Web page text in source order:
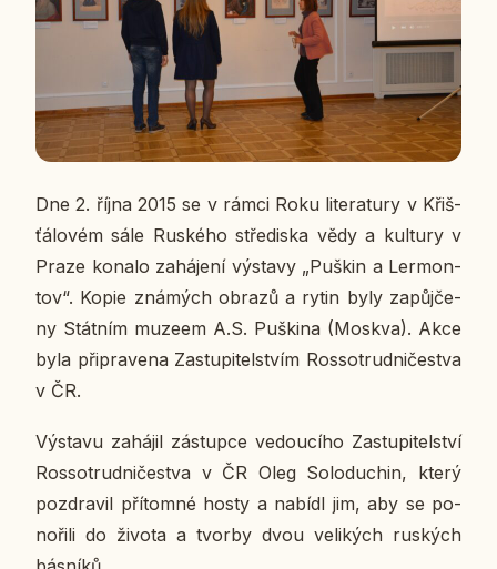
Dne 2. října 2015 se v rámci Roku li­te­ra­tu­ry v Křiš­
ťá­lo­vém sále Rus­ké­ho stře­dis­ka vědy a kul­tu­ry v
Praze konalo za­há­je­ní vý­sta­vy „Puškin a Ler­mon­
tov“. Kopie zná­mých obrazů a rytin byly za­půj­če­
ny Stát­ním muzeem A.S. Puški­na (Moskva). Akce
byla při­pra­ve­na Za­stu­pi­tel­stvím Ros­so­trud­ni­čestva
v ČR.
Vý­sta­vu za­há­jil zá­stup­ce ve­dou­cí­ho Za­stu­pi­tel­ství
Ros­so­trud­ni­čestva v ČR Oleg So­lo­du­chin, který
pozdra­vil pří­tom­né hosty a nabídl jim, aby se po­
no­ři­li do života a tvorby dvou ve­li­kých rus­kých